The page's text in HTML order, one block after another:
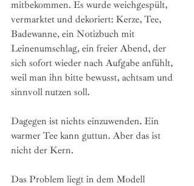
mitbekommen. Es wurde weichgespült,
vermarktet und dekoriert: Kerze, Tee,
Badewanne, ein Notizbuch mit
Leinenumschlag, ein freier Abend, der
sich sofort wieder nach Aufgabe anfühlt,
weil man ihn bitte bewusst, achtsam und
sinnvoll nutzen soll.
Dagegen ist nichts einzuwenden. Ein
warmer Tee kann guttun. Aber das ist
nicht der Kern.
Das Problem liegt in dem Modell